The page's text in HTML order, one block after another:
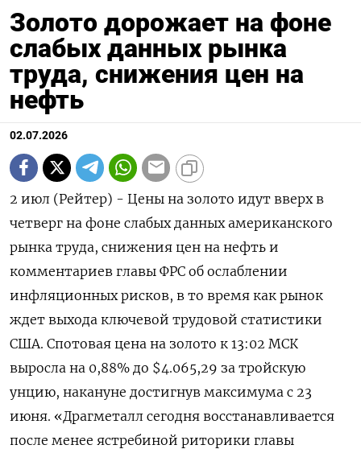
Золото дорожает на фоне
слабых данных рынка
труда, снижения цен на
нефть
02.07.2026
2 июл (Рейтер) - Цены на золото идут вверх в
четверг на фоне слабых данных американского
рынка труда, снижения ‌цен на нефть и
комментариев главы ФРС об ослаблении
инфляционных рисков, в то время как рынок
ждет выхода ключевой ​трудовой статистики
США. Спотовая ​цена ​на золото ⁠к 13:02 МСК
выросла на ‌0,88% до $4.065,29 за тройскую
‌унцию, накануне достигнув максимума с 23
июня. «Драгметалл сегодня восстанавливается
после ​менее ястребиной риторики главы